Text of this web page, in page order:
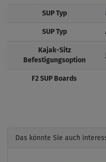
SUP Typ
SUP Typ
Kajak-Sitz
Befestigungsoption
F2 SUP Boards
Das könnte Sie auch